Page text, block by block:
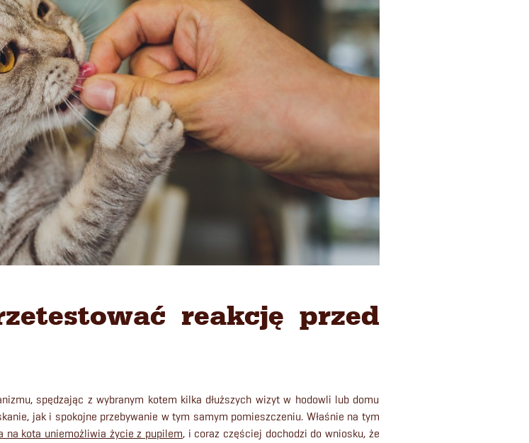
reakcję przed
spędzając z wybranym kotem kilka dłuższych wizyt w hodowli lub domu
jak i spokojne przebywanie w tym samym pomieszczeniu. Właśnie na tym
na kota uniemożliwia życie z pupilem, i coraz częściej dochodzi do wniosku, że